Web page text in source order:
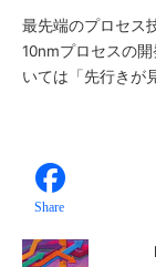
最先端のプロセス
10nmプロセスの
いては「先行きが
Share